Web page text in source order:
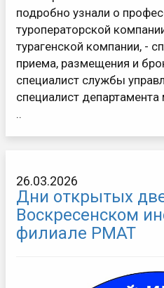
подробно узнали о
туроператорской
турагенской компании, -
приема, размещения и
специалист службы
специалист
..
26.03.2026
Дни открытых
Воскресенском
филиале РМАТ